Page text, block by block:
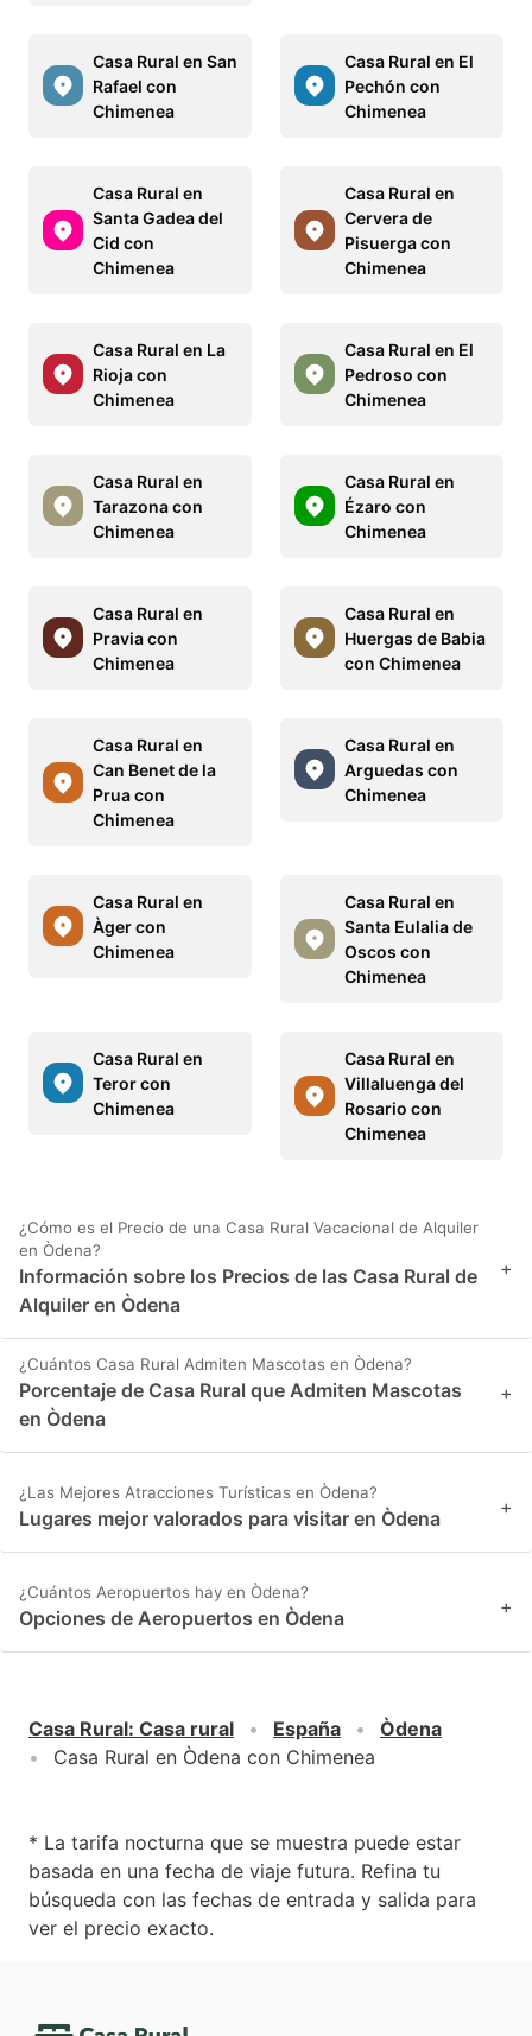
Casa Rural en San
Rafael con
Chimenea
Casa Rural en El
Pechón con
Chimenea
Casa Rural en
Santa Gadea del
Cid con
Chimenea
Casa Rural en
Cervera de
Pisuerga con
Chimenea
Casa Rural en La
Rioja con
Chimenea
Casa Rural en El
Pedroso con
Chimenea
Casa Rural en
Tarazona con
Chimenea
Casa Rural en
Ézaro con
Chimenea
Casa Rural en
Pravia con
Chimenea
Casa Rural en
Huergas de Babia
con Chimenea
Casa Rural en
Can Benet de la
Prua con
Chimenea
Casa Rural en
Arguedas con
Chimenea
Casa Rural en
Àger con
Chimenea
Casa Rural en
Santa Eulalia de
Oscos con
Chimenea
Casa Rural en
Teror con
Chimenea
Casa Rural en
Villaluenga del
Rosario con
Chimenea
¿Cómo es el Precio de una Casa Rural Vacacional de Alquiler
en Òdena?
Información sobre los Precios de las Casa Rural de
Alquiler en Òdena
+
¿Cuántos Casa Rural Admiten Mascotas en Òdena?
Porcentaje de Casa Rural que Admiten Mascotas
en Òdena
+
¿Las Mejores Atracciones Turísticas en Òdena?
Lugares mejor valorados para visitar en Òdena +
¿Cuántos Aeropuertos hay en Òdena?
Opciones de Aeropuertos en Òdena +
Casa Rural: Casa rural España
Òdena
Casa Rural en Òdena con Chimenea
* La tarifa nocturna que se muestra puede estar
basada en una fecha de viaje futura. Refina tu
búsqueda con las fechas de entrada y salida para
ver el precio exacto.